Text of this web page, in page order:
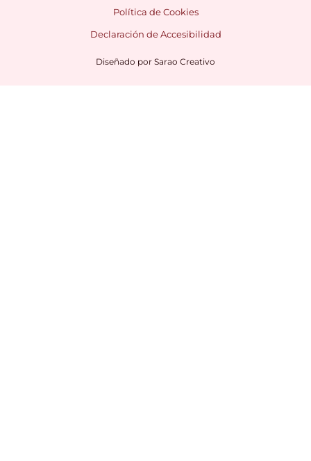
Diseñado por Sarao Creativo
Política de Cookies
Declaración de Accesibilidad